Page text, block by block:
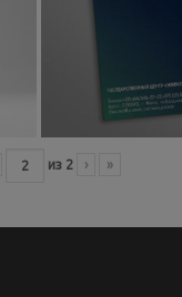
из 2 › »